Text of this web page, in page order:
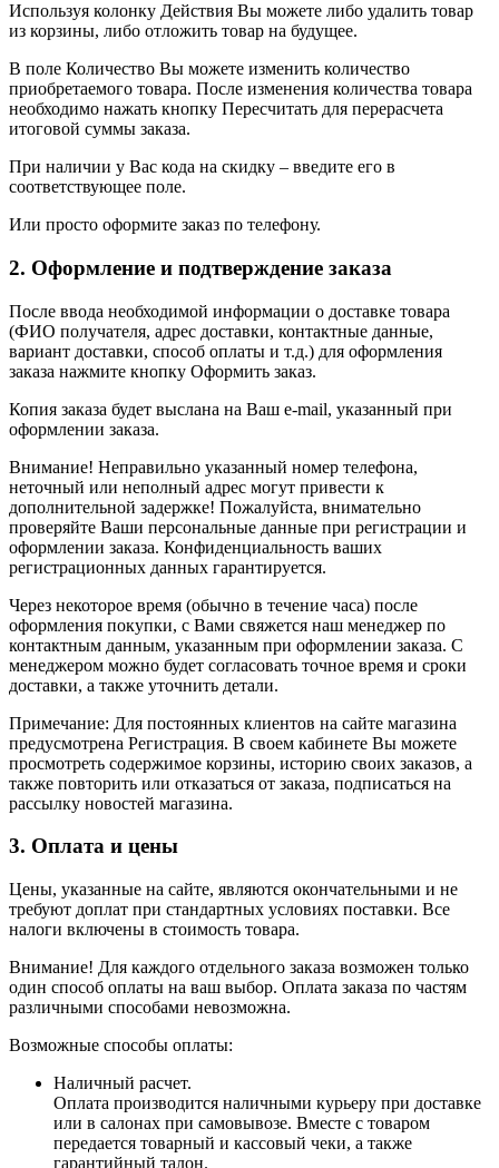
Используя колонку Действия Вы можете либо удалить товар
из корзины, либо отложить товар на будущее.
В поле Количество Вы можете изменить количество
приобретаемого товара. После изменения количества товара
необходимо нажать кнопку Пересчитать для перерасчета
итоговой суммы заказа.
При наличии у Вас кода на скидку – введите его в
соответствующее поле.
Или просто оформите заказ по телефону.
2. Оформление и подтверждение заказа
После ввода необходимой информации о доставке товара
(ФИО получателя, адрес доставки, контактные данные,
вариант доставки, способ оплаты и т.д.) для оформления
заказа нажмите кнопку Оформить заказ.
Копия заказа будет выслана на Ваш e-mail, указанный при
оформлении заказа.
Внимание! Неправильно указанный номер телефона,
неточный или неполный адрес могут привести к
дополнительной задержке! Пожалуйста, внимательно
проверяйте Ваши персональные данные при регистрации и
оформлении заказа. Конфиденциальность ваших
регистрационных данных гарантируется.
Через некоторое время (обычно в течение часа) после
оформления покупки, с Вами свяжется наш менеджер по
контактным данным, указанным при оформлении заказа. С
менеджером можно будет согласовать точное время и сроки
доставки, а также уточнить детали.
Примечание: Для постоянных клиентов на сайте магазина
предусмотрена Регистрация. В своем кабинете Вы можете
просмотреть содержимое корзины, историю своих заказов, а
также повторить или отказаться от заказа, подписаться на
рассылку новостей магазина.
3. Оплата и цены
Цены, указанные на сайте, являются окончательными и не
требуют доплат при стандартных условиях поставки. Все
налоги включены в стоимость товара.
Внимание! Для каждого отдельного заказа возможен только
один способ оплаты на ваш выбор. Оплата заказа по частям
различными способами невозможна.
Возможные способы оплаты:
Наличный расчет.
Оплата производится наличными курьеру при доставке
или в салонах при самовывозе. Вместе с товаром
передается товарный и кассовый чеки, а также
гарантийный талон.